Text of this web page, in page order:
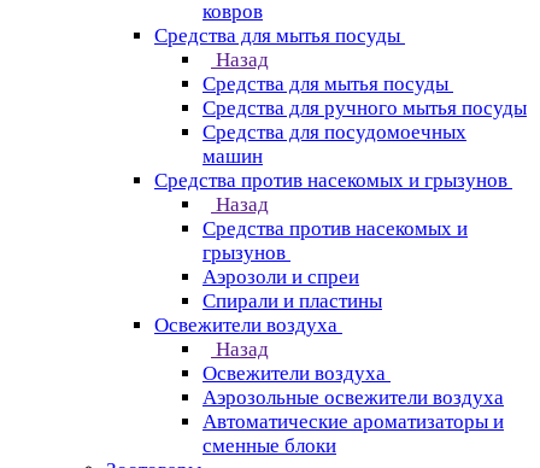
ковров
Средства для мытья посуды
Назад
Средства для мытья посуды
Средства для ручного мытья посуды
Средства для посудомоечных
машин
Средства против насекомых и грызунов
Назад
Средства против насекомых и
грызунов
Аэрозоли и спреи
Спирали и пластины
Освежители воздуха
Назад
Освежители воздуха
Аэрозольные освежители воздуха
Автоматические ароматизаторы и
сменные блоки